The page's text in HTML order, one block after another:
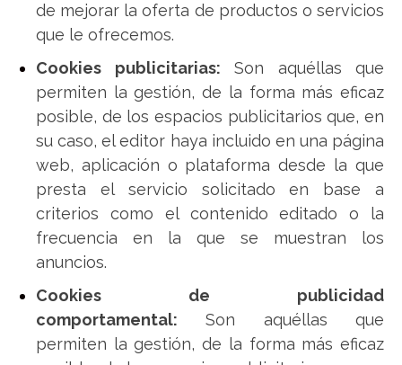
de mejorar la oferta de productos o servicios
que le ofrecemos.
Cookies publicitarias: Son aquéllas que
permiten la gestión, de la forma más eficaz
posible, de los espacios publicitarios que, en
su caso, el editor haya incluido en una página
web, aplicación o plataforma desde la que
presta el servicio solicitado en base a
criterios como el contenido editado o la
frecuencia en la que se muestran los
anuncios.
Cookies de publicidad
comportamental: Son aquéllas que
permiten la gestión, de la forma más eficaz